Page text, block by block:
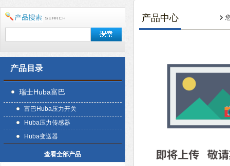
产品目录
瑞士Huba富巴
富巴Huba压力开关
Huba压力传感器
Huba变送器
查看全部产品
产品中心